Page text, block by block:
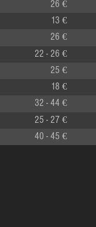
26 €
13 €
26 €
22 - 26 €
25 €
18 €
32 - 44 €
25 - 27 €
40 - 45 €